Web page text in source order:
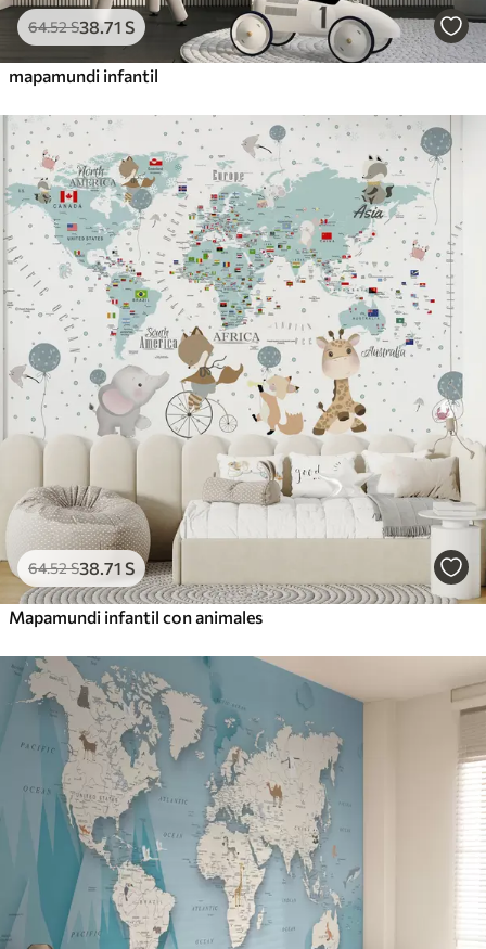
64.52S38.71 S
mapamundi infantil
64.52S38 .71 S
Mapamundi infantil con animales